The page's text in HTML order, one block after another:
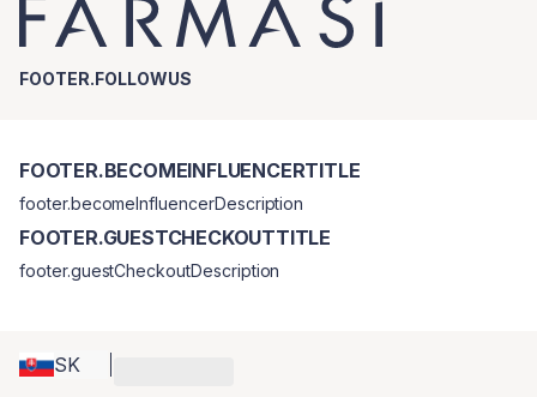
FOOTER.FOLLOWUS
SK
FOOTER.BECOMEINFLUENCERTITLE
footer.becomeInfluencerDescription
FOOTER.GUESTCHECKOUTTITLE
footer.guestCheckoutDescription